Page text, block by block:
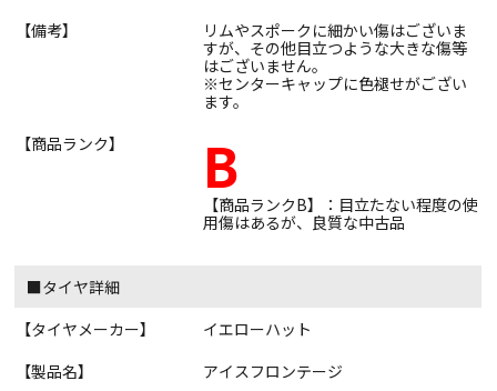
【備考】
リムやスポークに細かい傷はございま
すが、その他目立つような大きな傷等
はございません。
※センターキャップに色褪せがござい
ます。
【商品ランク】
B
【商品ランクB】：目立たない程度の使
用傷はあるが、良質な中古品
■タイヤ詳細
【タイヤメーカー】
イエローハット
【製品名】
アイスフロンテージ